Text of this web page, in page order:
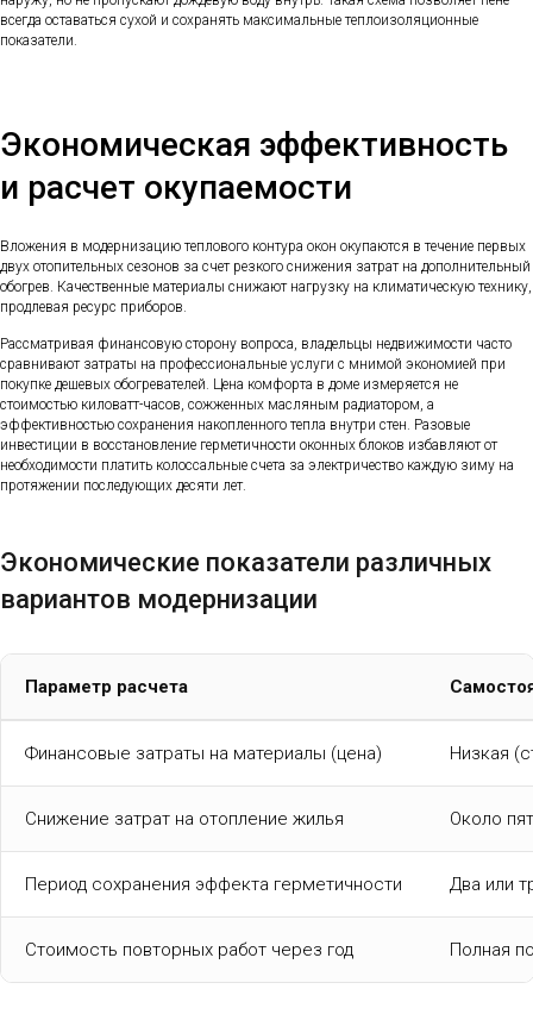
всегда оставаться сухой и сохранять максимальные теплоизоляционные
показатели.
Экономическая эффективность
и расчет окупаемости
Вложения в модернизацию теплового контура окон окупаются в течение первых
двух отопительных сезонов за счет резкого снижения затрат на дополнительный
обогрев. Качественные материалы снижают нагрузку на климатическую технику,
продлевая ресурс приборов.
Рассматривая финансовую сторону вопроса, владельцы недвижимости часто
сравнивают затраты на профессиональные услуги с мнимой экономией при
покупке дешевых обогревателей. Цена комфорта в доме измеряется не
стоимостью киловатт-часов, сожженных масляным радиатором, а
эффективностью сохранения накопленного тепла внутри стен. Разовые
инвестиции в восстановление герметичности оконных блоков избавляют от
необходимости платить колоссальные счета за электричество каждую зиму на
протяжении последующих десяти лет.
Экономические показатели различных
вариантов модернизации
Параметр расчета
Финансовые затраты на материалы (цена) Низкая
Снижение затрат на отопление жилья Около
Период сохранения эффекта герметичности Два или
Стоимость повторных работ через год Полная